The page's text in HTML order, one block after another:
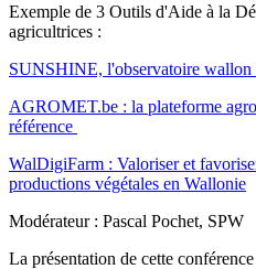
Exemple de 3 Outils d'Aide à la
agricultrices :
SUNSHINE, l'observatoire wallon
AGROMET.be : la plateforme
référence
WalDigiFarm : Valoriser et
productions végétales en Wallonie
Modérateur : Pascal Pochet, SPW
La présentation de cette